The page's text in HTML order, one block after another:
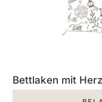
Bettlaken mit